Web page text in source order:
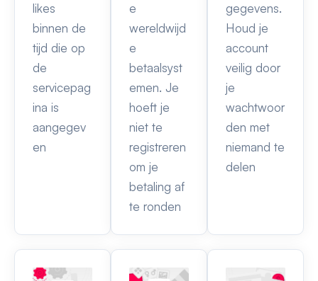
likes
binnen de
tijd die op
de
servicepag
ina is
aangegev
en
e
wereldwijd
e
betaalsyst
emen. Je
hoeft je
niet te
registreren
om je
betaling af
te ronden
gegevens.
Houd je
account
veilig door
je
wachtwoor
den met
niemand te
delen